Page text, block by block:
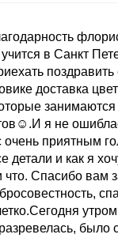
в Санкт
доставка
я не
приятным
детали и как я
что. Спасибо вам
было